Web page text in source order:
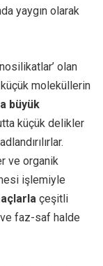
yaygın olarak
olan
moleküllerin
büyük
küçük delikler
ve organik
işlemiyle
çeşitli
faz-saf halde